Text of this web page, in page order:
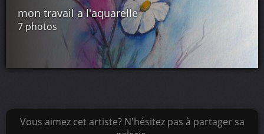
mon travail a l'aquarelle
7 photos
Vous aimez cet artiste? N'hésitez pas à partager sa